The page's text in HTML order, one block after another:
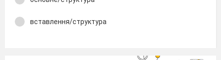
вставлення/структура